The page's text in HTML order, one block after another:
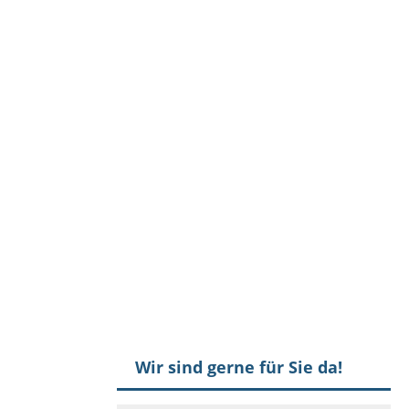
Wir sind gerne für Sie da!